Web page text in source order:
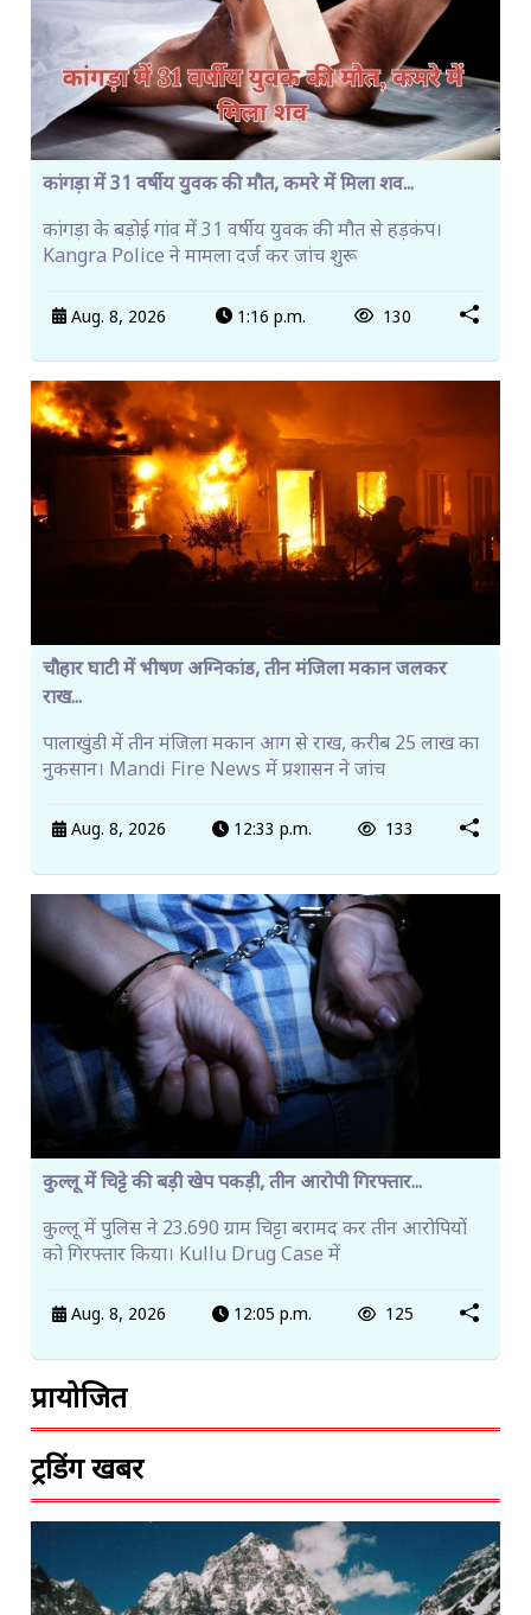
कांगड़ा में 31 वर्षीय युवक की मौत, कमरे में मिला शव...
कांगड़ा के बड़ोई गांव में 31 वर्षीय युवक की मौत से हड़कंप।
Kangra Police ने मामला दर्ज कर जांच शुरू
Aug. 8, 2026 1:16 p.m. 130
चौहार घाटी में भीषण अग्निकांड, तीन मंजिला मकान जलकर
राख...
पालाखुंडी में तीन मंजिला मकान आग से राख, करीब 25 लाख का
नुकसान। Mandi Fire News में प्रशासन ने जांच
Aug. 8, 2026 12:33 p.m. 133
कुल्लू में चिट्टे की बड़ी खेप पकड़ी, तीन आरोपी गिरफ्तार...
कुल्लू में पुलिस ने 23.690 ग्राम चिट्टा बरामद कर तीन आरोपियों
को गिरफ्तार किया। Kullu Drug Case में
Aug. 8, 2026 12:05 p.m. 125
प्रायोजित
ट्रेंडिंग खबरें